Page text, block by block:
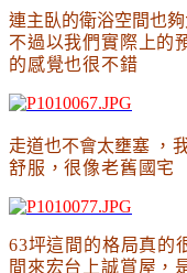
連主臥的衛浴空間也夠
不過以我們實際上的
的感覺也很不錯
走道也不會太壅塞 ，
舒服 ，很像老舊國宅
63坪這間的格局真的
間來宏台上誠賞屋 ，